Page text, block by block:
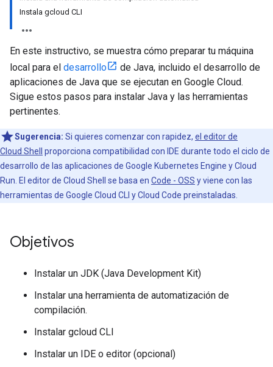
Instala gcloud CLI
En este instructivo, se muestra cómo preparar tu máquina
local para el desarrollo
de Java, incluido el desarrollo de
aplicaciones de Java que se ejecutan en Google Cloud.
Sigue estos pasos para instalar Java y las herramientas
pertinentes.
Sugerencia: Si quieres comenzar con rapidez, el editor de
Cloud Shell
proporciona compatibilidad con IDE durante todo el ciclo de
desarrollo de las aplicaciones de Google Kubernetes Engine y Cloud
Run. El editor de Cloud Shell se basa en Code - OSS y viene con las
herramientas de Google Cloud CLI y Cloud Code preinstaladas.
Objetivos
Instalar un JDK (Java Development Kit)
Instalar una herramienta de automatización de
compilación.
Instalar gcloud CLI
Instalar un IDE o editor (opcional)